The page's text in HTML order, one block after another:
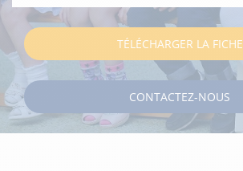
TÉLÉCHARGER LA FICHE
CONTACTEZ-NOUS